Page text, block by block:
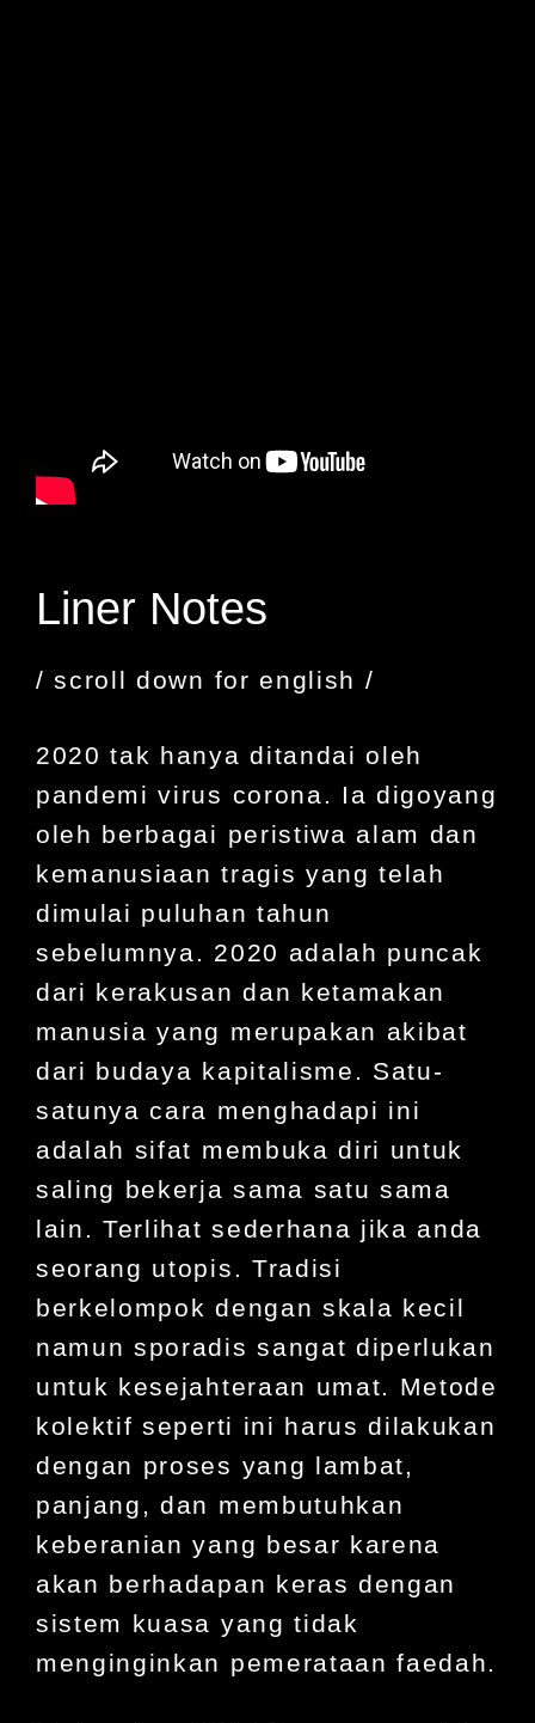
Liner Notes
/ scroll down for english /
2020 tak hanya ditandai oleh
pandemi virus corona. Ia digoyang
oleh berbagai peristiwa alam dan
kemanusiaan tragis yang telah
dimulai puluhan tahun
sebelumnya. 2020 adalah puncak
dari kerakusan dan ketamakan
manusia yang merupakan akibat
dari budaya kapitalisme. Satu-
satunya cara menghadapi ini
adalah sifat membuka diri untuk
saling bekerja sama satu sama
lain. Terlihat sederhana jika anda
seorang utopis. Tradisi
berkelompok dengan skala kecil
namun sporadis sangat diperlukan
untuk kesejahteraan umat. Metode
kolektif seperti ini harus dilakukan
dengan proses yang lambat,
panjang, dan membutuhkan
keberanian yang besar karena
akan berhadapan keras dengan
sistem kuasa yang tidak
menginginkan pemerataan faedah.